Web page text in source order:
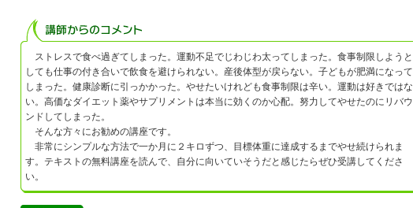
ストレスで食べ過ぎてしまった。運動不足でじわじわ太ってしまった。食事制限しようと
しても仕事の付き合いで飲食を避けられない。産後体型が戻らない。子どもが肥満になって
しまった。健康診断に引っかかった。やせたいけれども食事制限は辛い。運動は好きではな
い。高価なダイエット薬やサプリメントは本当に効くのか心配。努力してやせたのにリバウ
ンドしてしまった。
そんな方々にお勧めの講座です。
非常にシンプルな方法で一か月に２キロずつ、目標体重に達成するまでやせ続けられま
す。テキストの無料講座を読んで、自分に向いていそうだと感じたらぜひ受講してくださ
い。